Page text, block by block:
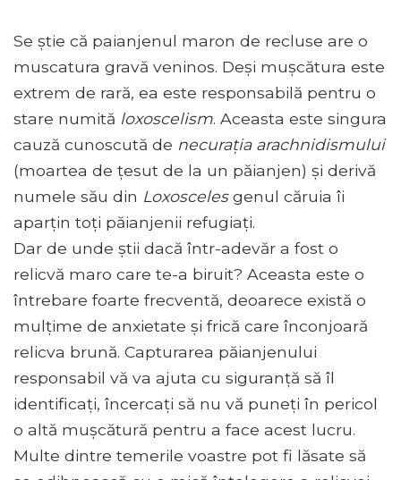
Se știe că paianjenul maron de recluse are o
muscatura gravă veninos. Deși mușcătura este
extrem de rară, ea este responsabilă pentru o
stare numită loxoscelism. Aceasta este singura
cauză cunoscută de necurația arachnidismului
(moartea de țesut de la un păianjen) și derivă
numele său din Loxoscelesgenul căruia îi
aparțin toți păianjenii refugiați.
Dar de unde știi dacă într-adevăr a fost o
relicvă maro care te-a biruit? Aceasta este o
întrebare foarte frecventă, deoarece există o
mulțime de anxietate și frică care înconjoară
relicva brună. Capturarea păianjenului
responsabil vă va ajuta cu siguranță să îl
identificați, încercați să nu vă puneți în pericol
o altă mușcătură pentru a face acest lucru.
Multe dintre temerile voastre pot fi lăsate să